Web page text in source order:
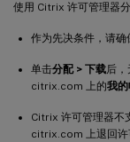
使用 Citrix 许可管理器
作为先决条件，请确
单击分配 > 下载后
citrix.com 上的我
Citrix 许可管理器不
citrix.com 上退回许